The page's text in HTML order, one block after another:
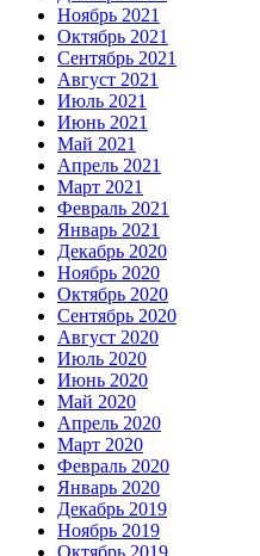
Ноябрь 2021
Октябрь 2021
Сентябрь 2021
Август 2021
Июль 2021
Июнь 2021
Май 2021
Апрель 2021
Март 2021
Февраль 2021
Январь 2021
Декабрь 2020
Ноябрь 2020
Октябрь 2020
Сентябрь 2020
Август 2020
Июль 2020
Июнь 2020
Май 2020
Апрель 2020
Март 2020
Февраль 2020
Январь 2020
Декабрь 2019
Ноябрь 2019
Октябрь 2019